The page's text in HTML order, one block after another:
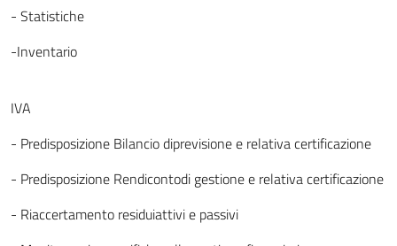
- Statistiche
-Inventario
IVA
- Predisposizione Bilancio diprevisione e relativa certificazione
- Predisposizione Rendicontodi gestione e relativa certificazione
- Riaccertamento residuiattivi e passivi